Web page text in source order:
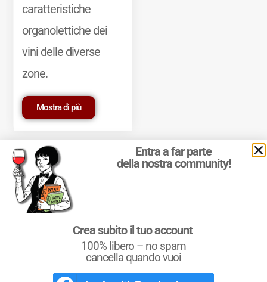
caratteristiche
organolettiche dei
vini delle diverse
zone.
Mostra di più
Marchio Reg. | P.IVA 03921390245
Condizioni d'uso|Privacy Policy|Cookie Policy
cookie
Entra a far parte
della nostra community!
Crea subito il tuo account
100% libero – no spam
cancella quando vuoi